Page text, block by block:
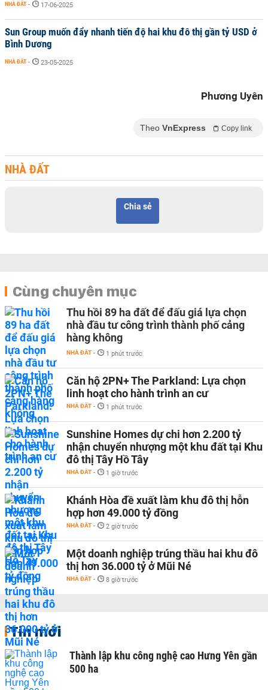
NHÀ ĐẤT - 17-06-2025
Sun Group muốn đẩy nhanh tiến độ hai khu đô thị gần tỷ USD ở
Bình Dương
NHÀ ĐẤT - 23-05-2025
Phương Uyên
Theo VnExpress Copy link
NHÀ ĐẤT
Chia sẻ
Cùng chuyên mục
Thu hồi 89 ha đất để đấu giá lựa chọn
nhà đầu tư công trình thành phố cảng
hàng không
NHÀ ĐẤT - 1 phút trước
Căn hộ 2PN+ The Parkland: Lựa chọn
linh hoạt cho hành trình an cư
NHÀ ĐẤT - 1 phút trước
Sunshine Homes dự chi hơn 2.200 tỷ
nhận chuyển nhượng một khu đất tại Khu
đô thị Tây Hồ Tây
NHÀ ĐẤT - 1 giờ trước
Khánh Hòa đề xuất làm khu đô thị hỗn
hợp hơn 49.000 tỷ đồng
NHÀ ĐẤT - 2 giờ trước
Một doanh nghiệp trúng thầu hai khu đô
thị hơn 36.000 tỷ ở Mũi Né
NHÀ ĐẤT - 8 giờ trước
Tin mới
Thành lập khu công nghệ cao Hưng Yên gần
500 ha